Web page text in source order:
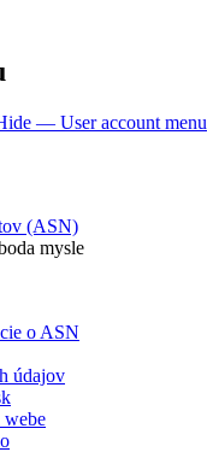
— User account menu
(ASN)
mysle
o ASN
údajov
webe